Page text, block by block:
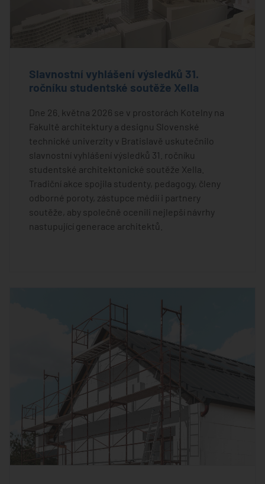
Slavnostní vyhlášení výsledků 31.
ročníku studentské soutěže Xella
Dne 26. května 2026 se v prostorách Kotelny na
Fakultě architektury a designu Slovenské
technické univerzity v Bratislavě uskutečnilo
slavnostní vyhlášení výsledků 31. ročníku
studentské architektonické soutěže Xella.
Tradiční akce spojila studenty, pedagogy, členy
odborné poroty, zástupce médií i partnery
soutěže, aby společně ocenili nejlepší návrhy
nastupující generace architektů.